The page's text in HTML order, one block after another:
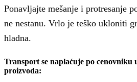
Ponavljajte mešanje i protresanje
ne nestanu. Vrlo je teško ukloniti
hladna.
Transport se naplaćuje po cenovniku
proizvoda: